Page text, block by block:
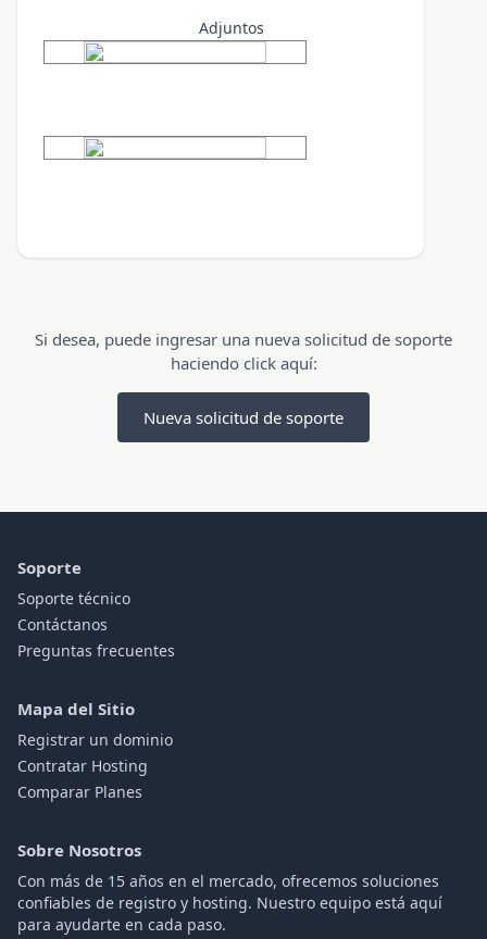
Adjuntos
Si desea, puede ingresar una nueva solicitud de soporte
haciendo click aquí:
Nueva solicitud de soporte
Soporte
Soporte técnico
Contáctanos
Preguntas frecuentes
Mapa del Sitio
Registrar un dominio
Contratar Hosting
Comparar Planes
Sobre Nosotros
Con más de 15 años en el mercado, ofrecemos soluciones
confiables de registro y hosting. Nuestro equipo está aquí
para ayudarte en cada paso.